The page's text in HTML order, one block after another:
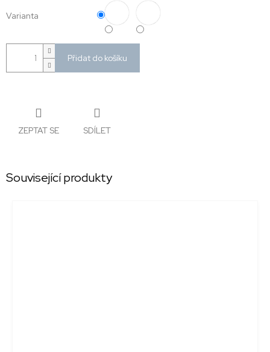
Varianta
Přidat do košíku
ZEPTAT SE SDÍLET
Související produkty